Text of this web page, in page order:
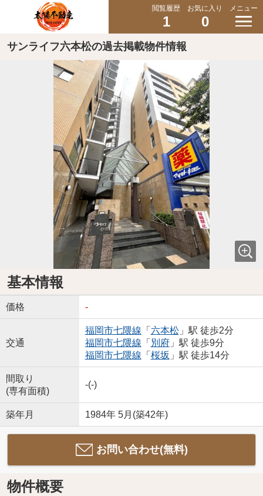
閲覧履歴
1
お気に入り
0
メニュー
サンライフ六本松の過去掲載物件情報
基本情報
価格 -
交通
福岡市七隈線 「 六本松」駅 徒歩2分
福岡市七隈線 「 別府」駅 徒歩9分
福岡市七隈線 「 桜坂 」駅 徒歩14分
間取り
(専有面積)
-(-)
築年月 1984年 5月(築42年)
お問い合わせ(無料)
物件概要